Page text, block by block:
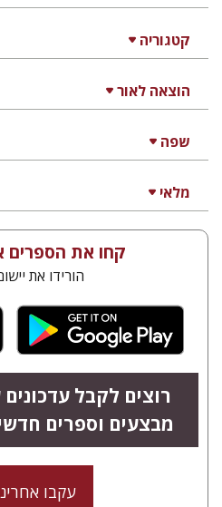
קטגוריה
הוצאה לאור
שפה
מלאי
קחו את הספרים
הורידו את
רוצים לקבל
מבצעים וספרים
עקבו